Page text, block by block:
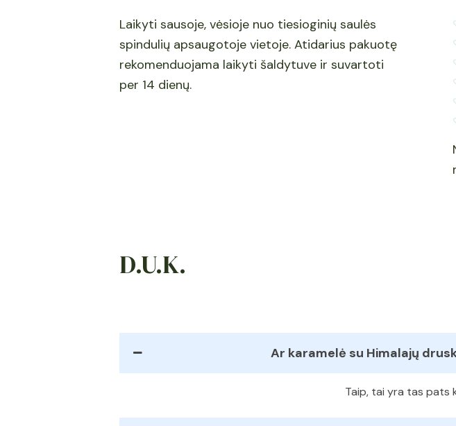
Laikyti sausoje, vėsioje nuo tiesioginių saulės
spindulių apsaugotoje vietoje. Atidarius pakuotę
rekomenduojama laikyti šaldytuve ir suvartoti
per 14 dienų.
D.U.K.
Ar karamelė su Himalajų
Taip, tai yra tas pats